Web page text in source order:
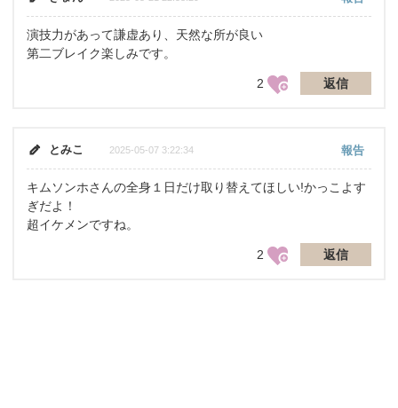
演技力があって謙虚あり、天然な所が良い
第二ブレイク楽しみです。
2 返信
報告
とみこ 2025-05-07 3:22:34
キムソンホさんの全身１日だけ取り替えてほしい!かっこよす
ぎだよ！
超イケメンですね。
2 返信